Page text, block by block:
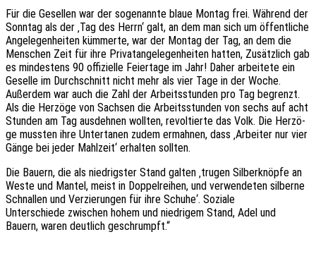
Für die Gesel­len war der soge­nann­te blaue Montag frei. Während der
Sonn­tag als der ‚Tag des Herrn‘ galt, an dem man sich um öffent­li­che
Ange­le­gen­hei­ten kümmer­te, war der Montag der Tag, an dem die
Menschen Zeit für ihre Privat­an­ge­le­gen­hei­ten hatten, Zusätz­lich gab
es mindes­tens 90 offi­zi­el­le Feier­ta­ge im Jahr! Daher arbei­te­te ein
Gesel­le im Durch­schnitt nicht mehr als vier Tage in der Woche.
Außer­dem war auch die Zahl der Arbeits­stun­den pro Tag begrenzt.
Als die Herzö­ge von Sach­sen die Arbeits­stun­den von sechs auf acht
Stun­den am Tag ausdeh­nen woll­ten, revol­tier­te das Volk. Die Herzö­
ge muss­ten ihre Unter­ta­nen zudem ermah­nen, dass ‚Arbei­ter nur vier
Gänge bei jeder Mahl­zeit‘ erhal­ten sollten.
Die Bauern, die als nied­rigs­ter Stand galten ‚trugen Silber­knöp­fe an
Weste und Mantel, meist in Doppel­rei­hen, und verwen­de­ten silber­ne
Schnal­len und Verzie­run­gen für ihre Schuhe‘. Soziale
Unter­schie­de zwischen hohem und nied­ri­gem Stand, Adel und
Bauern, waren deut­lich geschrumpft.“